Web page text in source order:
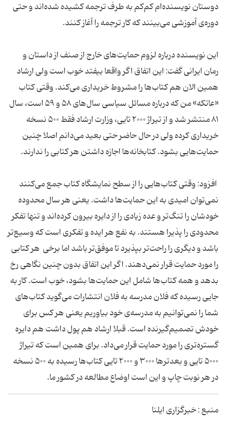
دوستان نویسنده‌ام کم‌کم به طرف ترجمه کشیده شده‌اند و حتی
دوره‌ی آموزشی می‌بینند که کار ترجمه را آغاز کنند.
این نویسنده درباره لزوم حمایت‌های خارج از صنف از داستان و
رمان ایرانی گفت: این اتفاق اگر واقعا بیفتد خوب است ولی ارشاد
همین الان هم کتاب‌ها را مشروط خریداری می‌کند. وقتی کتاب
«عاتکه» من که درباره مسائل سیاسی سال‌های ۵۸ و ۵۹ است، سال
۸۱ منتشر شد و از تیراژ ۲۰۰۰ تایی، وزارت ارشاد فقط ۵۰۰ نسخه
خریداری کرده ولی در حال حاضر حتی بعید می‌دانم اصلا چنین
حمایت‌هایی بشود. کتابخانه‌ها اجازه داشتن هر کتابی را ندارند.
افزود: وقتی کتاب‌هایی را از سطح نمایشگاه کتاب جمع می‌کنند
نمی‌توان امیدی به این حمایت‌ها داشت. یعنی هر سال محدوده
خودشان را تنگ‌تر و عده زیادی را از دایره بیرون کرده‌اند و تنها تفکر
محدودی را پذیرا هستند. به نفع هر ایده و تفکری است که وسیع‌تر
باشد و دیگری را راحت‌تر بپذیرد تا موفق‌تر باشد اما برخی هر کتابی
را مورد حمایت قرار نمی‌دهند. اگر این اتفاق بدون چنین نگاهی رخ
بدهد و همه کتاب‌ها شامل این حمایت‌ها بشود، خوب است. کار به
جایی رسیده که فلان مدرسه به فلان انتشارات می‌گوید کتاب‌های
شما را نمی‌توانیم به مدرسه‌ی خود بیاوریم یعنی هر کس برای
خودش تصمیم‌گیرنده است. قبلا ارشاد هم پول داشت هم دایره
گستره‌تری را مورد حمایت قرار می‌داد. برای همین است که تیراژ
۵۰۰۰ تایی و بعدترها ۳۰۰۰ و ۲۰۰۰ تایی کتاب‌ها رسیده به ۵۰۰ نسخه
در هر نوبت چاپ و این است اوضاع مطالعه در کشور ما.
منبع : خبرگزاری ایلنا